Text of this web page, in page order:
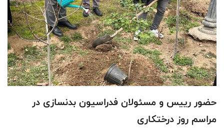
حضور رییس و مسئولان فدراسیون بدنسازی در
مراسم روز درختکاری